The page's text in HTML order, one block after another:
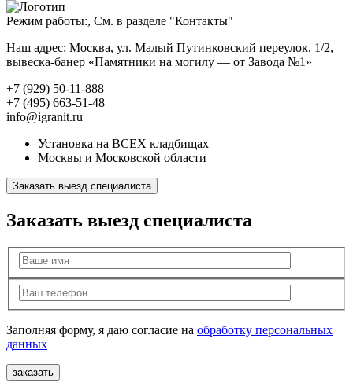
Режим работы:, См. в разделе "Контакты"
Наш адрес: Москва, ул. Малый Путинковский переулок, 1/2,
вывеска-банер «Памятники на могилу — от Завода №1»
+7 (929) 50-11-888
+7 (495) 663-51-48
info@igranit.ru
Установка на ВСЕХ кладбищах
Москвы и Московской области
Заказать выезд специалиста
Заказать выезд специалиста
Заполняя форму, я даю согласие на обработку персональных
данных